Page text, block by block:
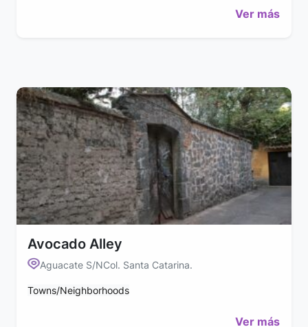
Ver más
Avocado Alley
Aguacate S/NCol. Santa Catarina.
Towns/Neighborhoods
Ver más